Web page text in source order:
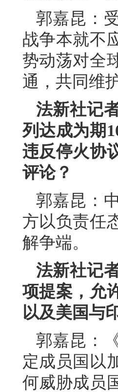
郭嘉昆：
战争本就不
势动荡对全
通，共同维
法新社记
列达成为期
违反停火协
评论？
郭嘉昆：
方以负责任
解争端。
法新社记
项提案，允
以及美国与
郭嘉昆：
定成员国以
何威胁成员